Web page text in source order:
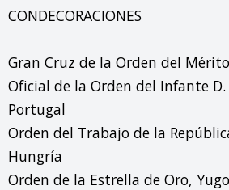
CONDECORACIONES
Gran Cruz de la Orden del
Oficial de la Orden del Infante
Portugal
Orden del Trabajo de la
Hungría
Orden de la Estrella de Oro,